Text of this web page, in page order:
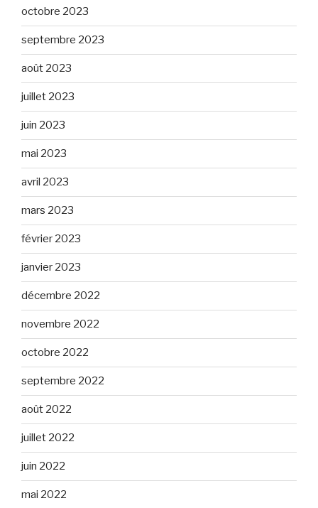
octobre 2023
septembre 2023
août 2023
juillet 2023
juin 2023
mai 2023
avril 2023
mars 2023
février 2023
janvier 2023
décembre 2022
novembre 2022
octobre 2022
septembre 2022
août 2022
juillet 2022
juin 2022
mai 2022